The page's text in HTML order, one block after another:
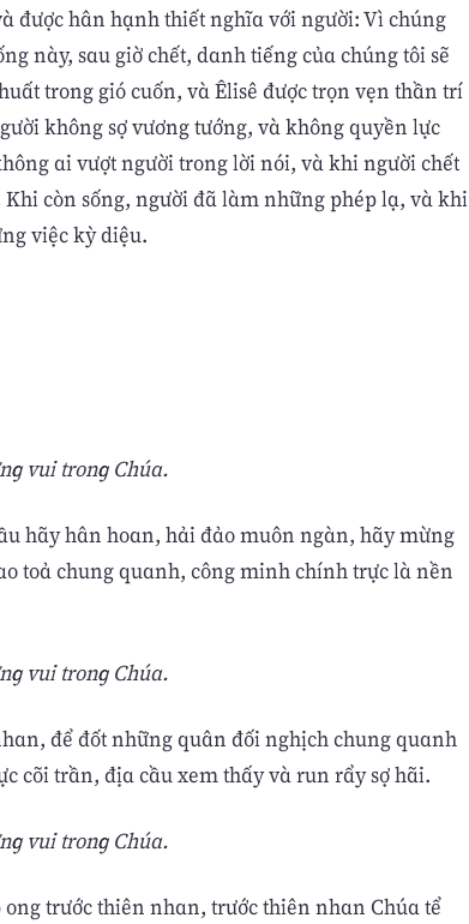
được hân hạnh thiết nghĩa với người: Vì chúng
này, sau giờ chết, danh tiếng của chúng tôi sẽ
trong gió cuốn, và Êlisê được trọn vẹn thần trí
không sợ vương tướng, và không quyền lực
ai vượt người trong lời nói, và khi người chết
còn sống, người đã làm những phép lạ, và khi
việc kỳ diệu.
vui trong Chúa.
hãy hân hoan, hải đảo muôn ngàn, hãy mừng
toả chung quanh, công minh chính trực là nền
vui trong Chúa.
để đốt những quân đối nghịch chung quanh
cõi trần, địa cầu xem thấy và run rẩy sợ hãi.
vui trong Chúa.
trước thiên nhan, trước thiên nhan Chúa tể